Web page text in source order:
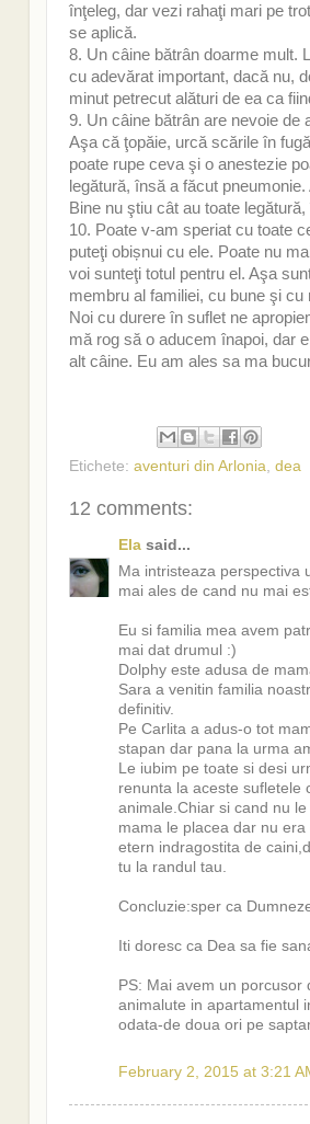
înţeleg, dar vezi rahaţi mari pe
se aplică.
8. Un câine bătrân doarme mult.
cu adevărat important, dacă nu,
minut petrecut alături de ea ca
9. Un câine bătrân are nevoie de
Aşa că ţopăie, urcă scările în
poate rupe ceva şi o anestezie
legătură, însă a făcut
Bine nu ştiu cât au toate
10. Poate v-am speriat cu toate
puteţi obișnui cu ele. Poate nu
voi sunteţi totul pentru el. Aşa
membru al familiei, cu bune şi cu
Noi cu durere în suflet ne
mă rog să o aducem înapoi, dar
alt câine. Eu am ales sa ma
Etichete: aventuri din Arlonia, dea
12 comments:
Ela said...
Ma intristeaza perspectiva
mai ales de cand nu mai
Eu si familia mea avem
mai dat drumul :)
Dolphy este adusa de
Sara a venitin familia
definitiv.
Pe Carlita a adus-o tot
stapan dar pana la urma
Le iubim pe toate si desi
renunta la aceste sufletele
animale.Chiar si cand nu
mama le placea dar nu
etern indragostita de
tu la randul tau.
Concluzie:sper ca
Iti doresc ca Dea sa fie
PS: Mai avem un
animalute in apartamentul
odata-de doua ori pe
February 2, 2015 at 3:21